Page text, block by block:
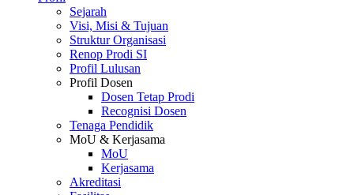
Sejarah
Visi, Misi & Tujuan
Struktur Organisasi
Renop Prodi SI
Profil Lulusan
Profil Dosen
Dosen Tetap Prodi
Recognisi Dosen
Tenaga Pendidik
MoU & Kerjasama
MoU
Kerjasama
Akreditasi